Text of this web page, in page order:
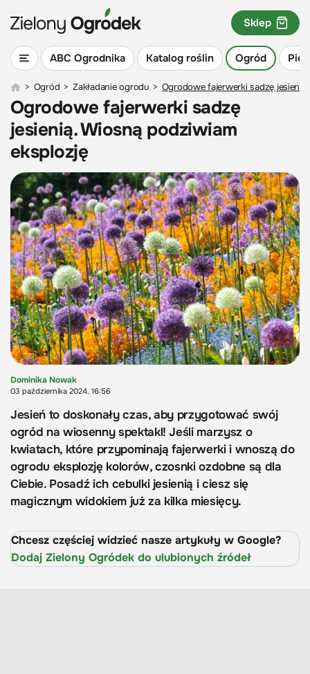
ABC Ogrodnika Katalog roślin Ogród
Sklep
> Ogród > Zakładanie ogrodu > Ogrodowe fajerwerki sadzę
Ogrodowe fajerwerki sadzę
jesienią. Wiosną podziwiam
eksplozję
Dominika Nowak
03 października 2024, 16:56
Jesień to doskonały czas, aby przygotować swój
ogród na wiosenny spektakl! Jeśli marzysz o
kwiatach, które przypominają fajerwerki i wnoszą do
ogrodu eksplozję kolorów, czosnki ozdobne są dla
Ciebie. Posadź ich cebulki jesienią i ciesz się
magicznym widokiem już za kilka miesięcy.
Chcesz częściej widzieć nasze artykuły w Google?
Dodaj Zielony Ogródek do ulubionych źródeł